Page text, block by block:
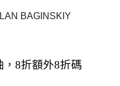
，8折額外8折碼